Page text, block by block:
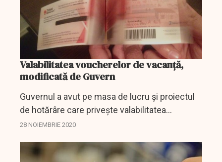
Valabilitatea voucherelor de vacanță,
modificată de Guvern
Guvernul a avut pe masa de lucru și proiectul
de hotărâre care privește valabilitatea
voucherelor de vacanță.
28 NOIEMBRIE 2020